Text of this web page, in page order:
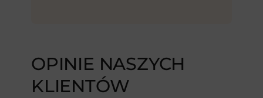
OPINIE NASZYCH
KLIENTÓW